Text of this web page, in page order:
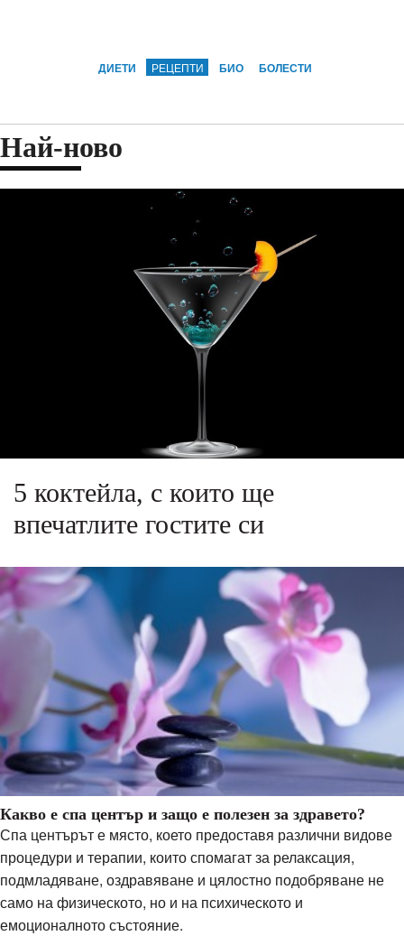
ДИЕТИ РЕЦЕПТИ БИО БОЛЕСТИ
Най-ново
5 коктейла, с които ще
впечатлите гостите си
Какво е спа център и защо е полезен за здравето?
Спа центърът е място, което предоставя различни видове
процедури и терапии, които спомагат за релаксация,
подмладяване, оздравяване и цялостно подобряване не
само на физическото, но и на психическото и
емоционалното състояние.